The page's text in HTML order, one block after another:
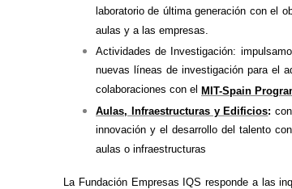
laboratorio de última generación con el
aulas y a las empresas.
Actividades de Investigación:
nuevas líneas de investigación para el
colaboraciones con el MIT-Spain
Aulas, Infraestructuras y Edificios:
innovación y el desarrollo del talento
aulas o infraestructuras
La Fundación Empresas IQS responde a las